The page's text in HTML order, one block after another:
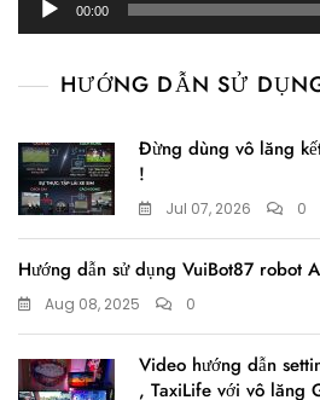
00:00
HƯỚNG DẪN SỬ
Đừng dùng vô lăng
!
Jul 07, 2026 0
Hướng dẫn sử dụng VuiBot87 robot
Aug 08, 2025 0
Video hướng dẫn
, TaxiLife với vô lăng